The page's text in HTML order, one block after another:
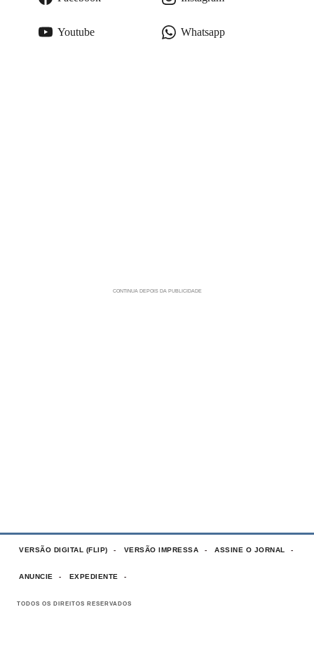
Youtube Whatsapp
VERSÃO DIGITAL (FLIP) VERSÃO IMPRESSA ASSINE O JORNAL
ANUNCIE EXPEDIENTE
TODOS OS DIREITOS RESERVADOS